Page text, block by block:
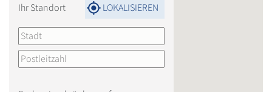
Ihr Standort LOKALISIEREN